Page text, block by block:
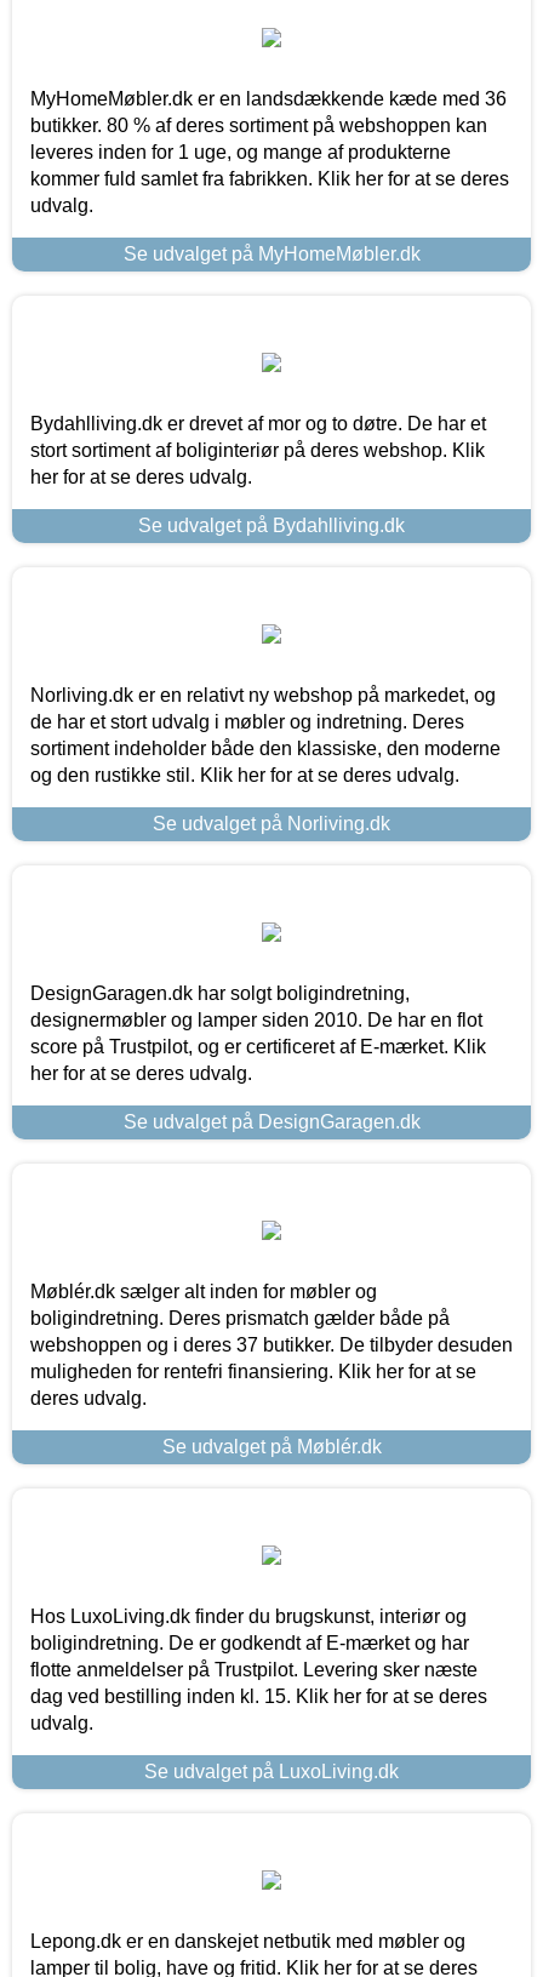
MyHomeMøbler.dk er en landsdækkende kæde med 36
butikker. 80 % af deres sortiment på webshoppen kan
leveres inden for 1 uge, og mange af produkterne
kommer fuld samlet fra fabrikken. Klik her for at se deres
udvalg.
Se udvalget på MyHomeMøbler.dk
Bydahlliving.dk er drevet af mor og to døtre. De har et
stort sortiment af boliginteriør på deres webshop. Klik
her for at se deres udvalg.
Se udvalget på Bydahlliving.dk
Norliving.dk er en relativt ny webshop på markedet, og
de har et stort udvalg i møbler og indretning. Deres
sortiment indeholder både den klassiske, den moderne
og den rustikke stil. Klik her for at se deres udvalg.
Se udvalget på Norliving.dk
DesignGaragen.dk har solgt boligindretning,
designermøbler og lamper siden 2010. De har en flot
score på Trustpilot, og er certificeret af E-mærket. Klik
her for at se deres udvalg.
Se udvalget på DesignGaragen.dk
Møblér.dk sælger alt inden for møbler og
boligindretning. Deres prismatch gælder både på
webshoppen og i deres 37 butikker. De tilbyder desuden
muligheden for rentefri finansiering. Klik her for at se
deres udvalg.
Se udvalget på Møblér.dk
Hos LuxoLiving.dk finder du brugskunst, interiør og
boligindretning. De er godkendt af E-mærket og har
flotte anmeldelser på Trustpilot. Levering sker næste
dag ved bestilling inden kl. 15. Klik her for at se deres
udvalg.
Se udvalget på LuxoLiving.dk
Lepong.dk er en danskejet netbutik med møbler og
lamper til bolig, have og fritid. Klik her for at se deres